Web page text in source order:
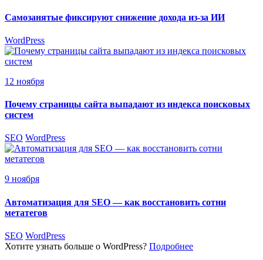
Самозанятые фиксируют снижение дохода из-за ИИ
WordPress
12 ноября
Почему страницы сайта выпадают из индекса поисковых
систем
SEO WordPress
9 ноября
Автоматизация для SEO — как восстановить сотни
метатегов
SEO WordPress
Хотите узнать больше о WordPress? Подробнее